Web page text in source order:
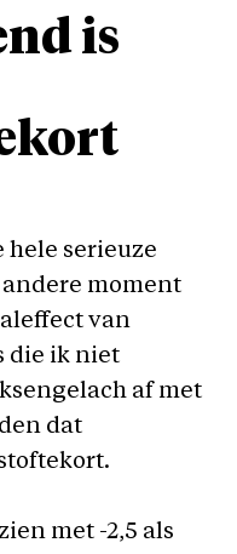
is
hele serieuze
moment
van
die ik niet
af met
dat
met -2,5 als